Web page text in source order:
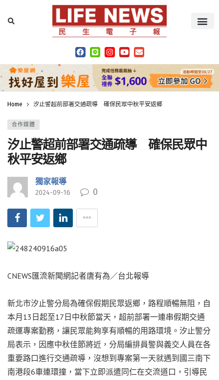
Home 汐止警超前部署交通疏導 確保民眾中秋平安返鄉
合作媒體
汐止警超前部署交通疏導 確保民眾中
秋平安返鄉
獨家報導
2024-09-16 0
CNEWS匯流新聞網記者唐有為／台北報導
新北市汐止警分局為確保假期民眾返鄉，路程順暢無阻，自
本月13日起至17日中秋節當天，超前部署一連串假期交通
疏運專案勤務，讓民眾能夠享有順暢的用路環境。汐止警分
局表示，因應中秋佳節將近，分局編排員警與義交人員在各
重要路口進行交通疏導，沒想到專案第一天就遇到國三南下
南港段6車連環撞，當下立即派遣同仁在交流道口，引導民